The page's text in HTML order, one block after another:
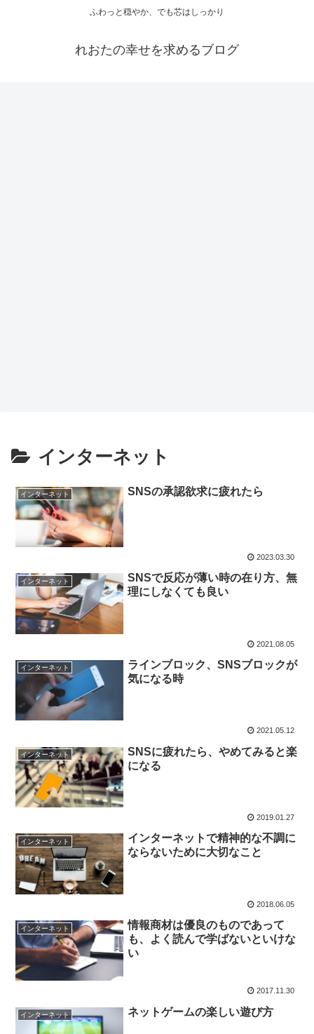
ふわっと穏やか、でも芯はしっかり
れおたの幸せを求めるブログ
インターネット
インターネット SNSの承認欲求に疲れたら
2023.03.30
インターネット
SNSで反応が薄い時の在り方、無
理にしなくても良い
2021.08.05
インターネット
ラインブロック、SNSブロックが
気になる時
2021.05.12
インターネット
SNSに疲れたら、やめてみると楽
になる
2019.01.27
インターネット
インターネットで精神的な不調に
ならないために大切なこと
2018.06.05
インターネット
情報商材は優良のものであって
も、よく読んで学ばないといけな
い
2017.11.30
インターネット ネットゲームの楽しい遊び方